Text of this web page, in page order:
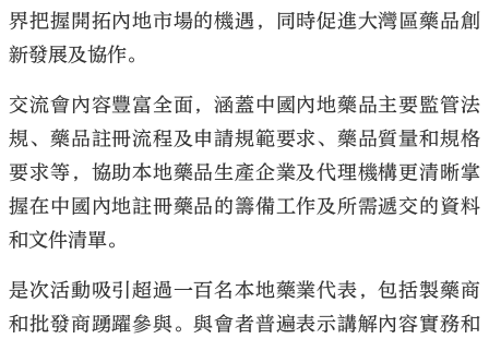
界把握開拓內地市場的機遇，同時促進大灣區藥品創
新發展及協作。
交流會內容豐富全面，涵蓋中國內地藥品主要監管法
規、藥品註冊流程及申請規範要求、藥品質量和規格
要求等，協助本地藥品生產企業及代理機構更清晰掌
握在中國內地註冊藥品的籌備工作及所需遞交的資料
和文件清單。
是次活動吸引超過一百名本地藥業代表，包括製藥商
和批發商踴躍參與。與會者普遍表示講解內容實務和